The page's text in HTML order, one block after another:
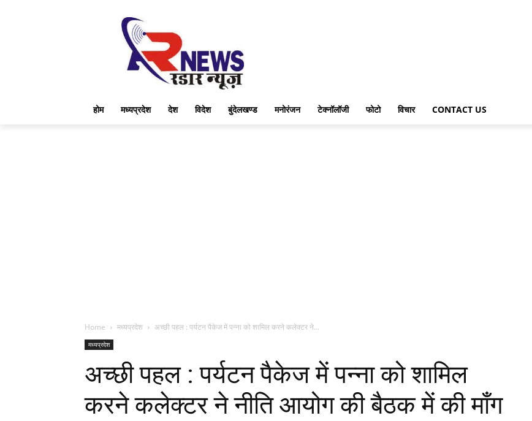
होम मध्यप्रदेश देश विदेश बुंदेलखण्ड मनोरंजन टेक्नॉलॉजी फोटो विचार CONTACT US
Home मध्यप्रदेश अच्छी पहल : पर्यटन पैकेज में पन्ना को शामिल करने कलेक्टर ने...
मध्यप्रदेश
अच्छी पहल : पर्यटन पैकेज में पन्ना को शामिल
करने कलेक्टर ने नीति आयोग की बैठक में की माँग